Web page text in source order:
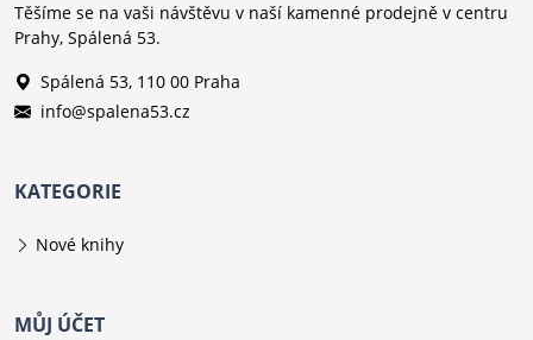
Těšíme se na vaši návštěvu v naší kamenné prodejně v centru
Prahy, Spálená 53.
Spálená 53, 110 00 Praha
info@spalena53.cz
KATEGORIE
Nové knihy
MŮJ ÚČET